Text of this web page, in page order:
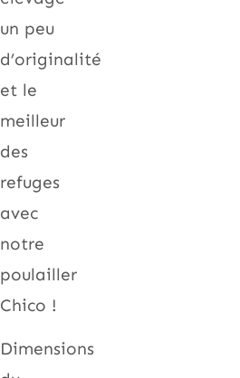
un peu
d’originalité
et le
meilleur
des
refuges
avec
notre
poulailler
Chico !
Dimensions